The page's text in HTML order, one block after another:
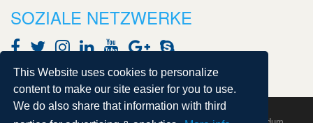
This Website uses cookies to personalize
content to make our site easier for you to use.
We do also share that information with third
SOZIALE NETZWERKE